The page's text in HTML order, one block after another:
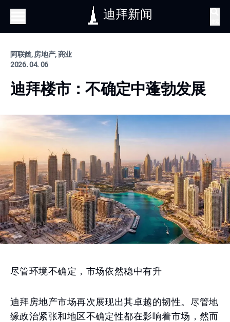
迪拜新闻
阿联酋, 房地产, 商业
2026. 04. 06
迪拜楼市：不确定中蓬勃发展
尽管环境不确定，市场依然稳中有升
迪拜房地产市场再次展现出其卓越的韧性。尽管地
缘政治紧张和地区不确定性都在影响着市场，然而